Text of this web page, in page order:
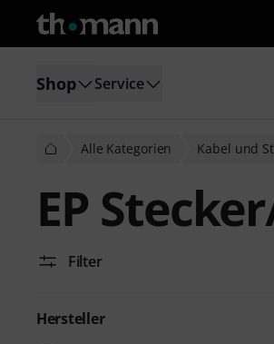
Shop Service
Alle Kategorien Kabel und
EP
Filter
Hersteller